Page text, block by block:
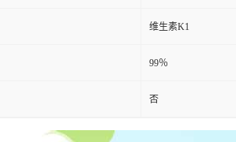
维生素K1
99％
否